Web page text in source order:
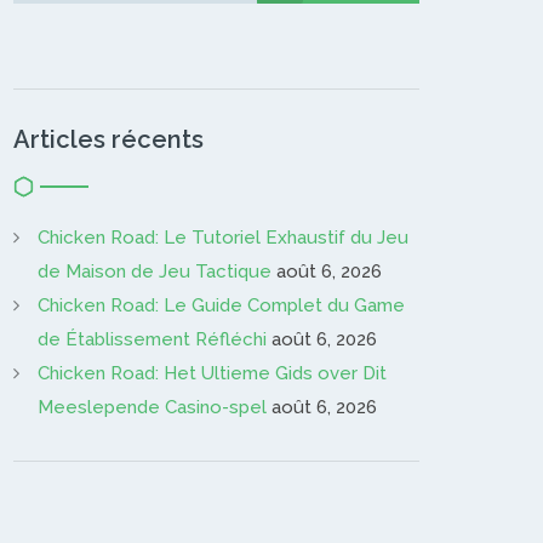
Articles récents
Chicken Road: Le Tutoriel Exhaustif du Jeu
de Maison de Jeu Tactique août 6, 2026
Chicken Road: Le Guide Complet du Game
de Établissement Réfléchi août 6, 2026
Chicken Road: Het Ultieme Gids over Dit
Meeslepende Casino-spel août 6, 2026